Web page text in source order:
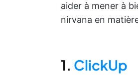
aider à mener à
nirvana en
1. ClickUp